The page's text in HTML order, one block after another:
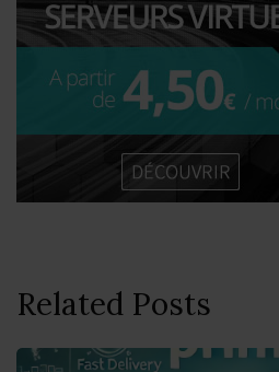
Related Posts